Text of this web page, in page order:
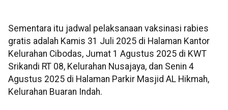
Sementara itu jadwal pelaksanaan vaksinasi rabies
gratis adalah Kamis 31 Juli 2025 di Halaman Kantor
Kelurahan Cibodas, Jumat 1 Agustus 2025 di KWT
Srikandi RT 08, Kelurahan Nusajaya, dan Senin 4
Agustus 2025 di Halaman Parkir Masjid AL Hikmah,
Kelurahan Buaran Indah.